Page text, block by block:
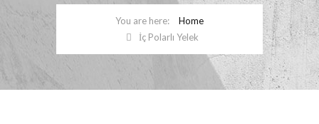
Home
İç Polarlı Yelek